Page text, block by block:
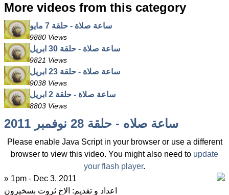
More videos from this category
ساعة صلاة - حلقة 7 مايو
9880 Views
ساعة صلاة - حلقة 30 ابريل
9821 Views
ساعة صلاة - حلقة 23 ابريل
9038 Views
ساعة صلاة - حلقة 2 ابريل
8803 Views
ساعة صلاه - حلقة 28 نوفمبر 2011
Please enable Java Script in your browser or use a different
browser to view this video. You might also need to update
your flash player.
» 1pm - Dec 3, 2011
اعداد و تقديم: الاخ ثروت بسخيرون